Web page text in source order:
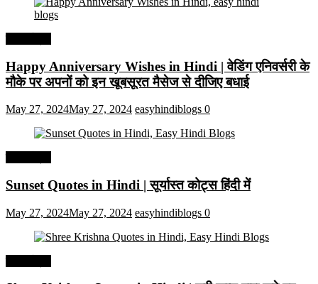
Happy Anniversary Wishes in Hindi | वेडिंग एनिवर्सरी के
मौके पर अपनों को इन खूबसूरत मैसेज से दीजिए बधाई
May 27, 2024May 27, 2024 easyhindiblogs 0
Sunset Quotes in Hindi | सूर्यास्त कोट्स हिंदी में
May 27, 2024May 27, 2024 easyhindiblogs 0